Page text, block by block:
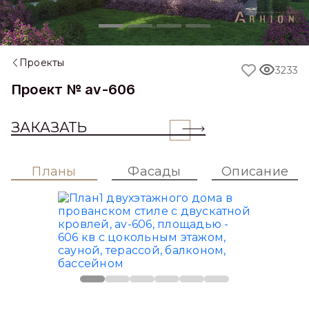
Проекты
Проект № av-606
ЗАКАЗАТЬ
3233
Планы Фасады Описание